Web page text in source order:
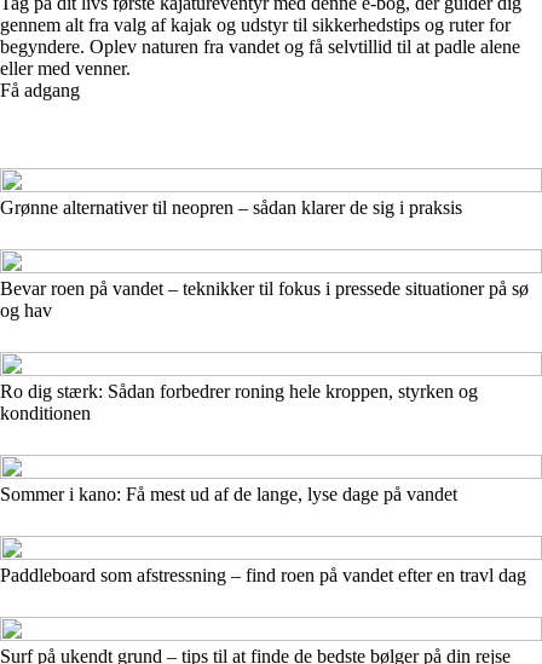
gennem alt fra valg af kajak og udstyr til sikkerhedstips og ruter for
begyndere. Oplev naturen fra vandet og få selvtillid til at padle alene
eller med venner.
Få adgang
Grønne alternativer til neopren – sådan klarer de sig i praksis
Bevar roen på vandet – teknikker til fokus i pressede situationer på sø
og hav
Ro dig stærk: Sådan forbedrer roning hele kroppen, styrken og
konditionen
Sommer i kano: Få mest ud af de lange, lyse dage på vandet
Paddleboard som afstressning – find roen på vandet efter en travl dag
Surf på ukendt grund – tips til at finde de bedste bølger på din rejse